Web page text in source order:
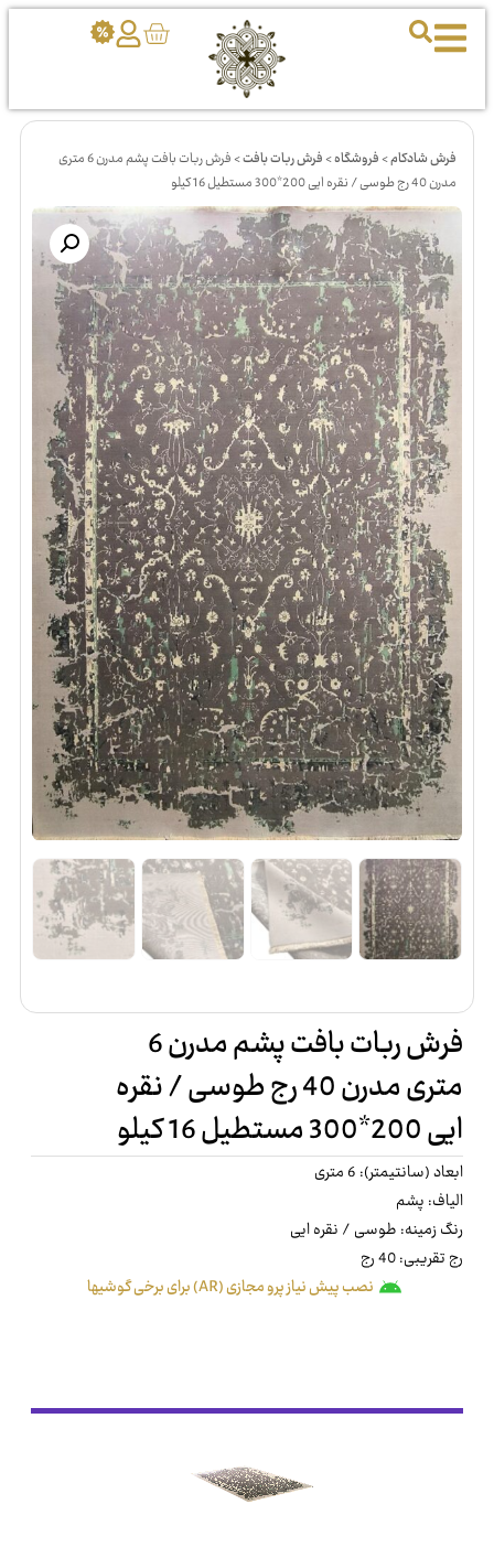
فرش شادکام>فروشگاه>فرش ربات بافت>
فرش ربات بافت پشم مدرن 6 متری
مدرن 40 رج طوسی / نقره ایی 200*300 مستطیل 16 کیلو
فرش ربات بافت پشم مدرن 6
متری مدرن 40 رج طوسی / نقره
ایی 200*300 مستطیل 16 کیلو
ابعاد (سانتیمتر): 6 متری
الیاف: پشم
رنگ زمینه: طوسی / نقره ایی
رج تقریبی: 40 رج
نصب پیش نیاز پرو مجازی (AR) برای برخی گوشیها